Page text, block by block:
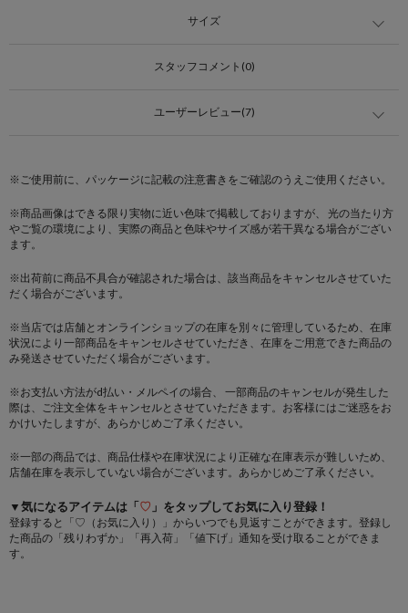
サイズ
スタッフコメント(0)
ユーザーレビュー(7)
※ご使用前に、パッケージに記載の注意書きをご確認のうえご使用ください。
※商品画像はできる限り実物に近い色味で掲載しておりますが、 光の当たり方
やご覧の環境により、実際の商品と色味やサイズ感が若干異なる場合がござい
ます。
※出荷前に商品不具合が確認された場合は、該当商品をキャンセルさせていた
だく場合がございます。
※当店では店舗とオンラインショップの在庫を別々に管理しているため、在庫
状況により一部商品をキャンセルさせていただき、在庫をご用意できた商品の
み発送させていただく場合がございます。
※お支払い方法がd払い・メルペイの場合、 一部商品のキャンセルが発生した
際は、ご注文全体をキャンセルとさせていただきます。お客様にはご迷惑をお
かけいたしますが、あらかじめご了承ください。
※一部の商品では、商品仕様や在庫状況により正確な在庫表示が難しいため、
店舗在庫を表示していない場合がございます。あらかじめご了承ください。
▼気になるアイテムは「♡ 」をタップしてお気に入り登録！
登録すると「♡（お気に入り）」からいつでも見返すことができます。登録し
た商品の「残りわずか」「再入荷」「値下げ」通知を受け取ることができま
す。